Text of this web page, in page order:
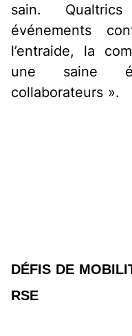
sain.
événements
l’entraide, la
une saine
collaborateurs ».
DÉFIS DE
RSE